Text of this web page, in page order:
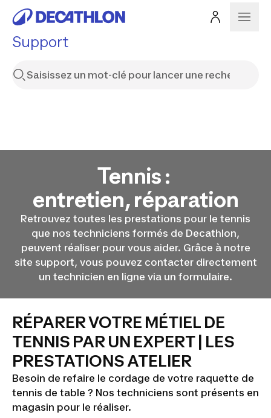
Support
Tennis :
entretien, réparation
Retrouvez toutes les prestations pour le tennis
que nos techniciens formés de Decathlon,
peuvent réaliser pour vous aider. Grâce à notre
site support, vous pouvez contacter directement
un technicien en ligne via un formulaire.
RÉPARER VOTRE MÉTIEL DE
TENNIS PAR UN EXPERT | LES
PRESTATIONS ATELIER
Besoin de refaire le cordage de votre raquette de
tennis de table ? Nos techniciens sont présents en
magasin pour le réaliser.